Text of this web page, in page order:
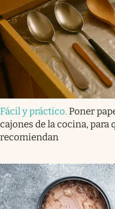
Fácil y práctico. Poner
cajones de la cocina, para
recomiendan